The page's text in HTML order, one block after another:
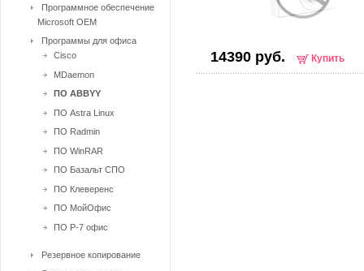
14390 руб. Купить
Программное обеспечение
Microsoft OEM
Программы для офиса
Cisco
MDaemon
ПО ABBYY
ПО Astra Linux
ПО Radmin
ПО WinRAR
ПО Базальт СПО
ПО Клеверенс
ПО МойОфис
ПО Р-7 офис
Резервное копирование